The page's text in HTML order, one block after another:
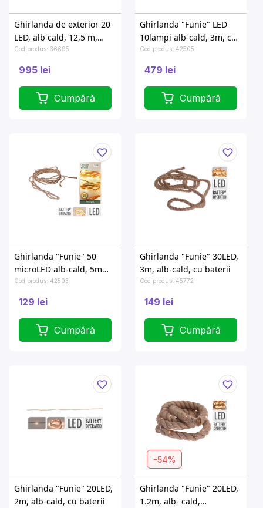
Ghirlanda de exterior 20
LED, alb cald, 12,5 m,
cablu negru
Cod produs: 36695
995 lei
Cumpără
Ghirlanda "Funie" LED
10lampi alb-cald, 3m, cu
baterii, cronometr
Cod produs: 42505
479 lei
Cumpără
Ghirlanda "Funie" 50
microLED alb-cald, 5m
baterii
Cod produs: 42503
129 lei
Cumpără
Ghirlanda "Funie" 30LED,
3m, alb-cald, cu baterii
Cod produs: 45772
149 lei
Cumpără
Ghirlanda "Funie" 20LED,
2m, alb-cald, cu baterii
-54%
Ghirlanda "Funie" 20LED,
1.2m, alb- cald,